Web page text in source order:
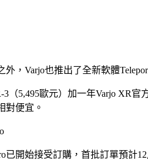
外，Varjo也推出了全新軟體
3（5,495歐元）加一年Varjo XR
對便宜。
已開始接受訂購，首批訂單預計